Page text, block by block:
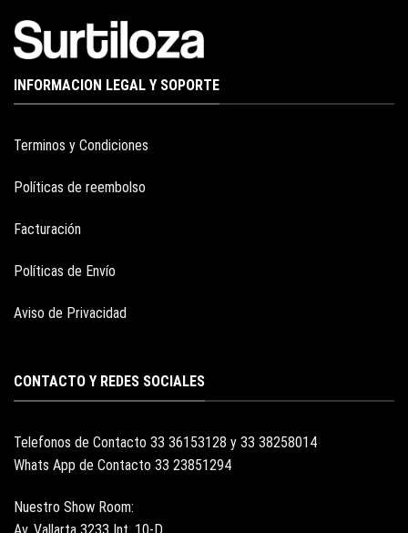
INFORMACION LEGAL Y SOPORTE
Terminos y Condiciones
Políticas de reembolso
Facturación
Políticas de Envío
Aviso de Privacidad
CONTACTO Y REDES SOCIALES
Telefonos de Contacto 33 36153128 y 33 38258014
Whats App de Contacto 33 23851294
Nuestro Show Room:
Av. Vallarta 3233 Int. 10-D